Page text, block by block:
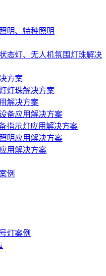
明、特种照明
态灯、无人机氛围灯珠解决
方案
灯珠解决方案
解决方案
备应用解决方案
指示灯应用解决方案
明应用解决方案
用解决方案
例
灯案例